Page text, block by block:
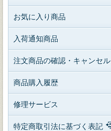
お気に入り商品
入荷通知商品
注文商品の確認・キャンセル
商品購入履歴
修理サービス
特定商取引法に基づく表記